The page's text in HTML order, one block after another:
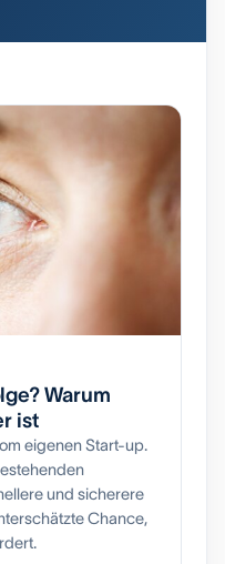
Warum
ist
eigenen Start-up.
und sicherere
Chance,